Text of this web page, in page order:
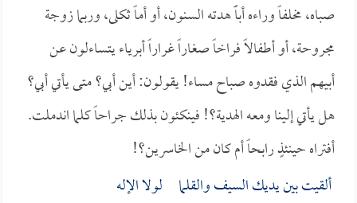
صباه، مخلفاً وراءه أباًً هدته السنون، أو أماً ثكلى، وربما زوجة
مجروحة، أو أطفالاً فراخاً صغاراً غراراً أبرياء يتساءلون عن
أبيهم الذي فقدوه صباح مساء! يقولون: أين أبي؟ متى يأتي أبي؟
هل يأتي إلينا ومعه الهدية؟! فينكئون بذلك جراحاً كلما اندملت.
أفتراه حينئذٍ رابحاً أم كان من الخاسرين؟!
ألقيت بين يديك السيف والقلما لولا الإله